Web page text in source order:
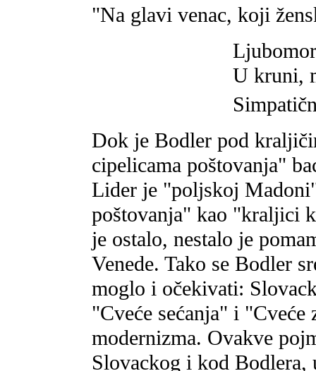
"Na glavi venac, koji
U kruni,
Dok je Bodler pod
cipelicama poštovanja"
Lider je "poljskoj
poštovanja" kao "kraljici
je ostalo, nestalo je
Venede. Tako se Bodler
moglo i očekivati:
"Cveće sećanja" i
modernizma. Ovakve
Slovackog i kod Bodlera,